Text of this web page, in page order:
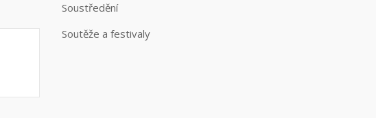
Soustředění
Soutěže a festivaly